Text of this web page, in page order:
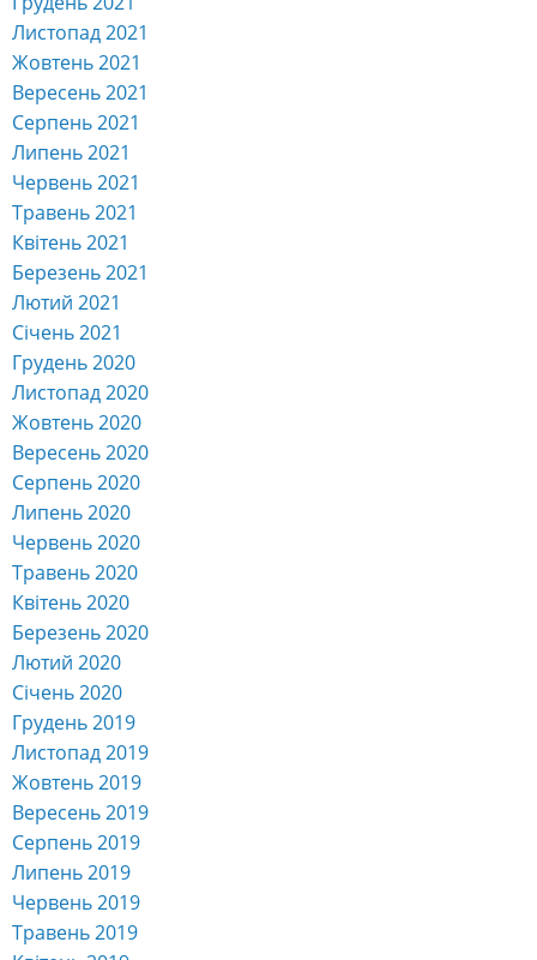
Вересень 2021
Серпень 2021
Липень 2021
Червень 2021
Травень 2021
Квітень 2021
Березень 2021
Лютий 2021
Січень 2021
Грудень 2020
Листопад 2020
Жовтень 2020
Вересень 2020
Серпень 2020
Липень 2020
Червень 2020
Травень 2020
Квітень 2020
Березень 2020
Лютий 2020
Січень 2020
Грудень 2019
Листопад 2019
Жовтень 2019
Вересень 2019
Серпень 2019
Липень 2019
Червень 2019
Травень 2019
Квітень 2019
Березень 2019
Лютий 2019